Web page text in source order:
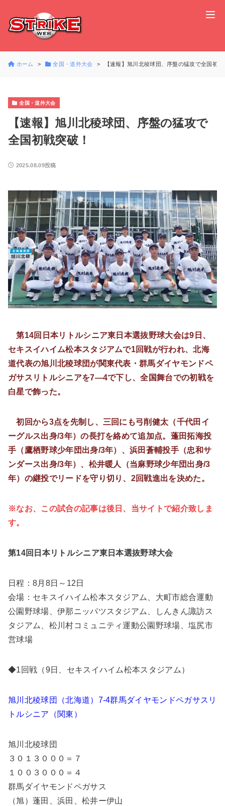
ホーム 全国・道外大会 【速報】旭川北稜球団、序盤の猛攻で全国初
全国・道外大会
【速報】旭川北稜球団、序盤の猛攻で
全国初戦突破！
2025.08.09投稿
第14回日本リトルシニア東日本選抜野球大会は9日、
セキスイハイム松本スタジアムで1回戦が行われ、北海
道代表の旭川北稜球団が関東代表・群馬ダイヤモンドペ
ガサスリトルシニアを7―4で下し、全国舞台での初戦を
白星で飾った。
初回から3点を先制し、三回にも弓削健太（千代田イ
ーグルス出身/3年）の長打を絡めて追加点。蓬田拓海投
手（鷹栖野球少年団出身/3年）、浜田蒼輔投手（忠和サ
ンダース出身/3年）、松井暖人（当麻野球少年団出身/3
年）の継投でリードを守り切り、2回戦進出を決めた。
※なお、この試合の記事は後日、当サイトで紹介致しま
す。
第14回日本リトルシニア東日本選抜野球大会
日程：8月8日～12日
会場：セキスイハイム松本スタジアム、大町市総合運動
公園野球場、伊那ニッパツスタジアム、しんきん諏訪ス
タジアム、松川村コミュニティ運動公園野球場、塩尻市
営球場
◆1回戦（9日、セキスイハイム松本スタジアム）
旭川北稜球団（北海道）7-4群馬ダイヤモンドペガサスリ
トルシニア（関東）
旭川北稜球団
３０１３０００＝７
１００３０００＝４
群馬ダイヤモンドペガサス
（旭）蓬田、浜田、松井ー伊山